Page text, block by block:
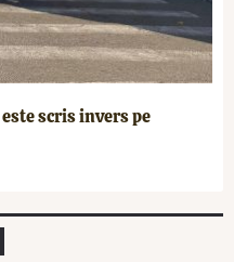
scris invers pe